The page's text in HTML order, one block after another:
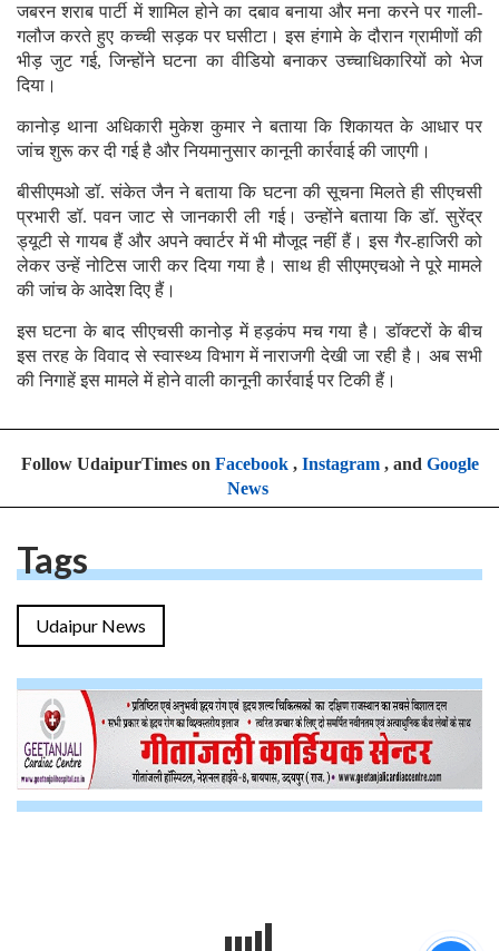
जबरन शराब पार्टी में शामिल होने का दबाव बनाया और मना करने पर गाली-
गलौज करते हुए कच्ची सड़क पर घसीटा। इस हंगामे के दौरान ग्रामीणों की
भीड़ जुट गई, जिन्होंने घटना का वीडियो बनाकर उच्चाधिकारियों को भेज
दिया।
कानोड़ थाना अधिकारी मुकेश कुमार ने बताया कि शिकायत के आधार पर
जांच शुरू कर दी गई है और नियमानुसार कानूनी कार्रवाई की जाएगी।
बीसीएमओ डॉ. संकेत जैन ने बताया कि घटना की सूचना मिलते ही सीएचसी
प्रभारी डॉ. पवन जाट से जानकारी ली गई। उन्होंने बताया कि डॉ. सुरेंद्र
ड्यूटी से गायब हैं और अपने क्वार्टर में भी मौजूद नहीं हैं। इस गैर-हाजिरी को
लेकर उन्हें नोटिस जारी कर दिया गया है। साथ ही सीएमएचओ ने पूरे मामले
की जांच के आदेश दिए हैं।
इस घटना के बाद सीएचसी कानोड़ में हड़कंप मच गया है। डॉक्टरों के बीच
इस तरह के विवाद से स्वास्थ्य विभाग में नाराजगी देखी जा रही है। अब सभी
की निगाहें इस मामले में होने वाली कानूनी कार्रवाई पर टिकी हैं।
Follow UdaipurTimes on Facebook, Instagram, and Google
News
Tags
Udaipur News